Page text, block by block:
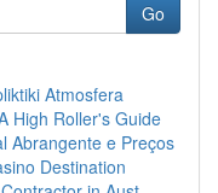
Go
Atmosfera
High Roller's Guide
Abrangente e Preços
Destination